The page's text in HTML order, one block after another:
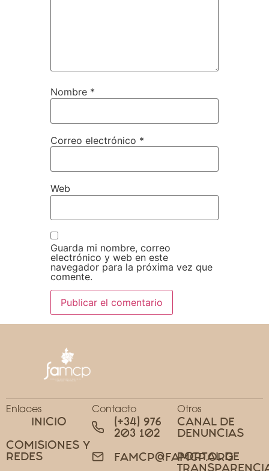
Nombre *
Correo electrónico *
Web
Guarda mi nombre, correo
electrónico y web en este
navegador para la próxima vez que
comente.
Enlaces
INICIO
COMISIONES Y
REDES
Contacto
(+34) 976
203 102
FAMCP@FAMCP.ORG
Otros
CANAL DE
DENUNCIAS
PORTAL DE